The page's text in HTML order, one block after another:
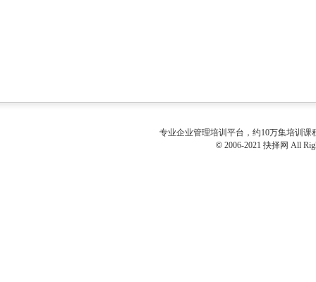
专业企业管理培训 平台，约10万集培训课
© 2006-2021 抉择网 All